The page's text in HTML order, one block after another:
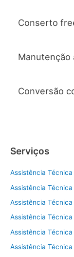
Conserto
Manutenção
Conversão
Serviços
Assistência
Assistência
Assistência
Assistência
Assistência
Assistência